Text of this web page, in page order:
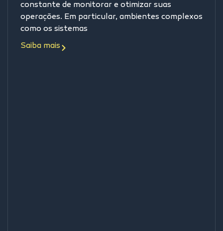
constante de monitorar e otimizar suas
operações. Em particular, ambientes complexos
como os sistemas
Saiba mais